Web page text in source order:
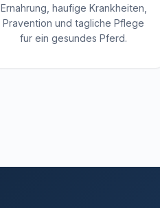
Ernahrung, haufige Krankheiten,
Pravention und tagliche Pflege
fur ein gesundes Pferd.